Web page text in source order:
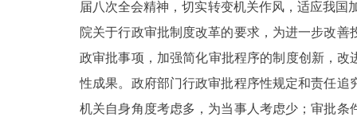
ESPAÑOL
ITALIANO
届八次全会精神，切实转变机关作风，适应我
院关于行政审批制度改革的要求，为进一步改
政审批事项，加强简化审批程序的制度创新，
性成果。政府部门行政审批程序性规定和责任
机关自身角度考虑多，为当事人考虑少；审批